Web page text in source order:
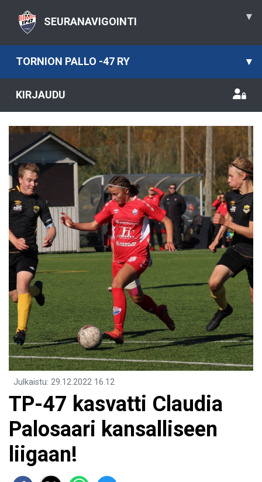
SEURANAVIGOINTI ▾
TORNION PALLO -47 RY ▾
KIRJAUDU
Julkaistu: 29.12.2022 16.12
TP-47 kasvatti Claudia
Palosaari kansalliseen
liigaan!